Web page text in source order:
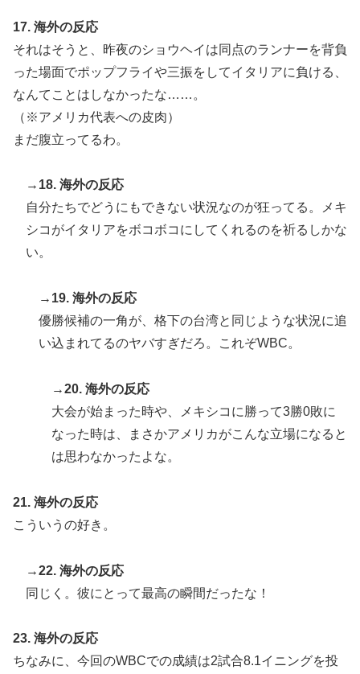
17. 海外の反応
それはそうと、昨夜のショウヘイは同点のランナーを背負
った場面でポップフライや三振をしてイタリアに負ける、
なんてことはしなかったな……。
（※アメリカ代表への皮肉）
まだ腹立ってるわ。
→18. 海外の反応
自分たちでどうにもできない状況なのが狂ってる。メキ
シコがイタリアをボコボコにしてくれるのを祈るしかな
い。
→19. 海外の反応
優勝候補の一角が、格下の台湾と同じような状況に追
い込まれてるのヤバすぎだろ。これぞWBC。
→20. 海外の反応
大会が始まった時や、メキシコに勝って3勝0敗に
なった時は、まさかアメリカがこんな立場になると
は思わなかったよな。
21. 海外の反応
こういうの好き。
→22. 海外の反応
同じく。彼にとって最高の瞬間だったな！
23. 海外の反応
ちなみに、今回のWBCでの成績は2試合8.1イニングを投